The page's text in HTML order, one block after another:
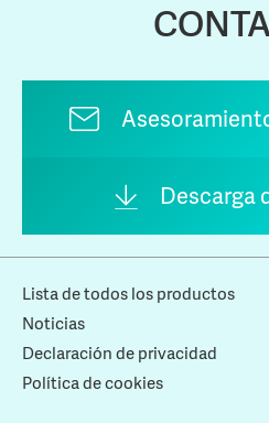
Descarga
Lista de todos los productos
Noticias
Declaración de privacidad
Política de cookies